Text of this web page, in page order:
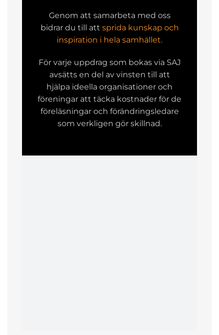
Genom att samarbeta med oss
bidrar du till att sprida kunskap och
inspiration i hela samhället.
För varje uppdrag som bokas via SAJ
avsätts en del av vinsten till att
hjälpa ideella organisationer och
föreningar att täcka kostnader för de
föreläsningar och förändringsledare
som verkligen gör skillnad.